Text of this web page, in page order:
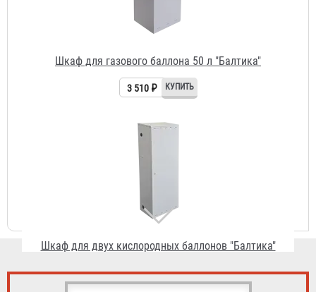
Шкаф для двух кислородных баллонов "Балтика"
6 900 ₽